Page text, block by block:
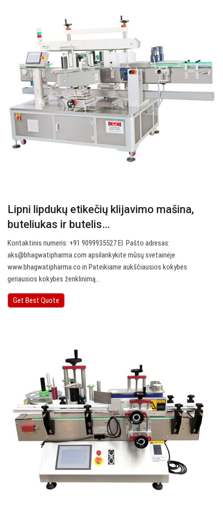
Lipni lipdukų etikečių klijavimo mašina,
buteliukas ir butelis…
Kontaktinis numeris: +91 9099935527 El. Pašto adresas:
aks@bhagwatipharma.com apsilankykite mūsų svetainėje
www.bhagwatipharma.co.in Pateikiame aukščiausios kokybės
geriausios kokybės ženklinimą…
Get Best Quote